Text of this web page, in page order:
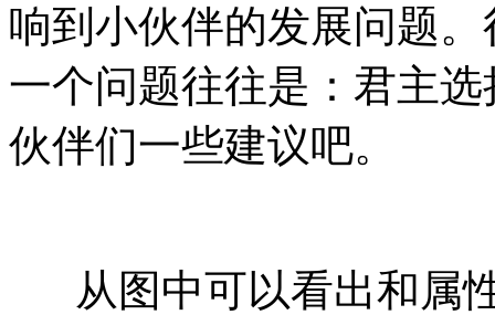
响到小伙伴的发展问题
一个问题往往是：君主
伙伴们一些建议吧。
从图中可以看出和属